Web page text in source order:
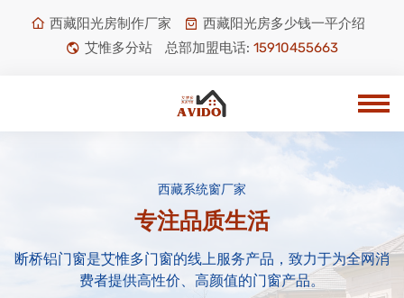
西藏阳光房制作厂家
西藏阳光房多少钱一平介绍
艾惟多分站
总部加盟电话: 15910455663
西藏系统窗厂家
专注品质生活
断桥铝门窗是艾惟多门窗的线上服务产品，致力于为全网消
费者提供高性价、高颜值的门窗产品。